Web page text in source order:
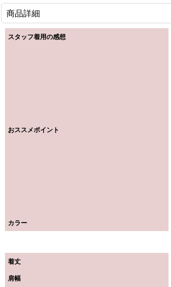
商品詳細
スタッフ着用の感想
おススメポイント
カラー
着丈
肩幅